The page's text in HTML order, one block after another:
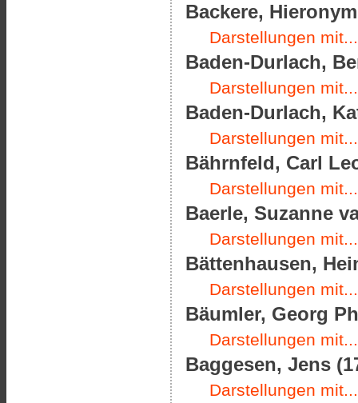
Backere,
Darstellungen mit...
Baden-Durlach,
Darstellungen mit...
Baden-Durlach,
Darstellungen mit...
Bährnfeld, Carl
Darstellungen mit...
Baerle, Suzanne
Darstellungen mit...
Bättenhausen,
Darstellungen mit...
Bäumler, Georg
Darstellungen mit...
Baggesen, Jens
Darstellungen mit...